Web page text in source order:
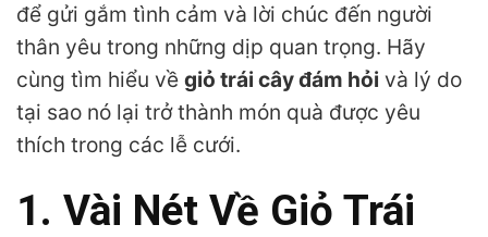
để gửi gắm tình cảm và lời chúc đến người
thân yêu trong những dịp quan trọng. Hãy
cùng tìm hiểu về giỏ trái cây đám hỏi và lý do
tại sao nó lại trở thành món quà được yêu
thích trong các lễ cưới.
1. Vài Nét Về Giỏ Trái